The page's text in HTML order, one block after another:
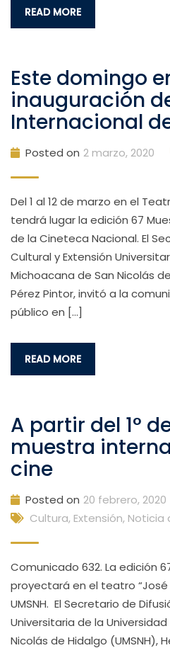
READ MORE
Este domingo
inauguración
Internacional
Posted on 2 marzo, 2020
Del 1 al 12 de marzo en el
tendrá lugar la edición 67
de la Cineteca Nacional. El
Cultural y Extensión
Michoacana de San Nicolás
Pérez Pintor, invitó a la
público en […]
READ MORE
A partir del 1°
muestra
cine
Posted on 20 febrero, 2020
Cultura, Extensión, Noticia
Comunicado 632. La edición
proyectará en el teatro “José
UMSNH. El Secretario de
Universitaria de la
Nicolás de Hidalgo (UMSNH),